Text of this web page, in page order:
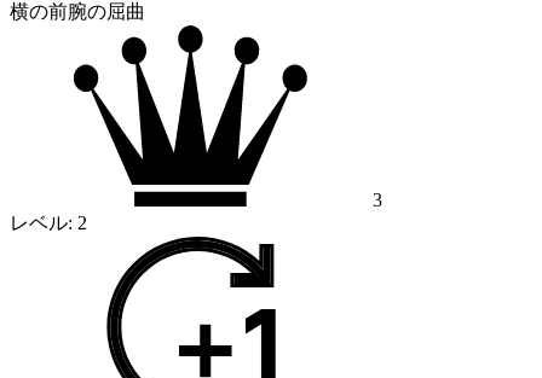
横の前腕の屈曲
3
レベル: 2